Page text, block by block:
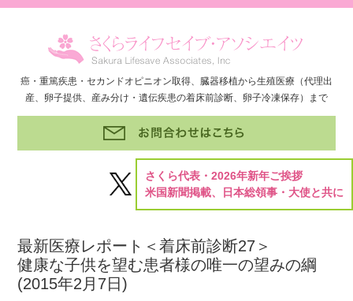
癌・重篤疾患・セカンドオピニオン取得、臓器移植から生殖医療（代理出
産、卵子提供、産み分け・遺伝疾患の着床前診断、卵子冷凍保存）まで
さくら代表・2026年新年ご挨拶
米国新聞掲載、日本総領事・大使と共に
最新医療レポート＜着床前診断27＞
健康な子供を望む患者様の唯一の望みの綱
(2015年2月7日)